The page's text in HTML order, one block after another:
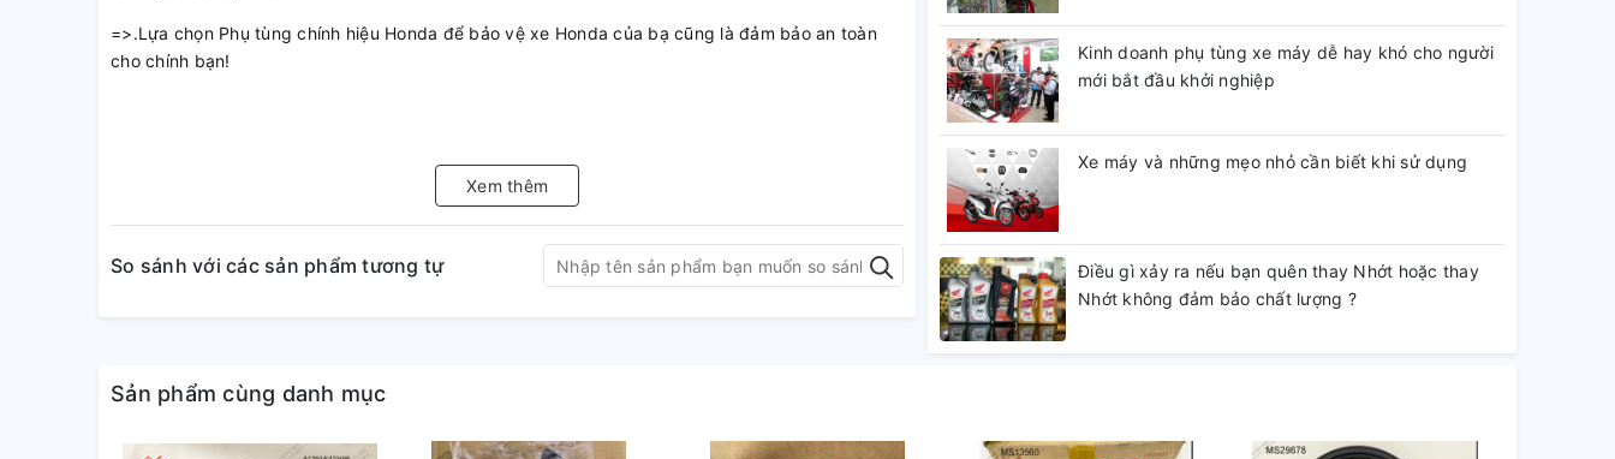
=>.Lựa chọn Phụ tùng chính hiệu Honda để bảo vệ xe Honda của bạ cũng là đảm bảo an toàn
cho chính bạn!
Xem thêm
So sánh với các sản phẩm tương tự
Kinh doanh phụ tùng xe máy dễ hay khó cho người
mới bắt đầu khởi nghiệp
Xe máy và những mẹo nhỏ cần biết khi sử dụng
Điều gì xảy ra nếu bạn quên thay Nhớt hoặc thay
Nhớt không đảm bảo chất lượng ?
Sản phẩm cùng danh mục